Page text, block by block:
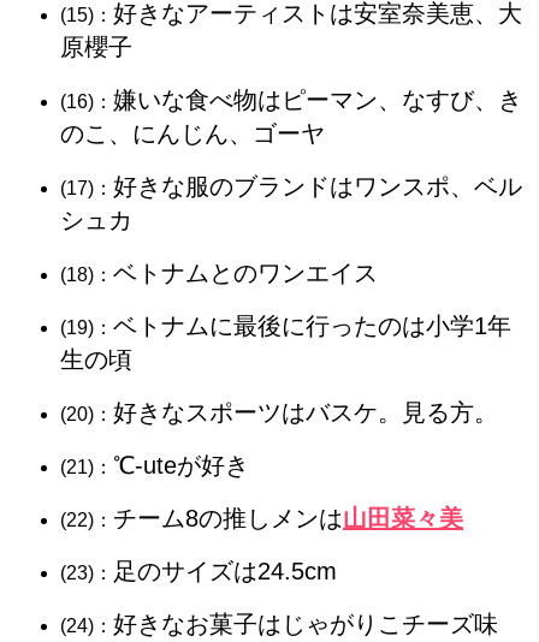
(15)： 好きなアーティストは安室奈美恵、大
原櫻子
(16)： 嫌いな食べ物はピーマン、なすび、き
のこ、にんじん、ゴーヤ
(17)： 好きな服のブランドはワンスポ、ベル
シュカ
(18)： ベトナムとのワンエイス
(19)： ベトナムに最後に行ったのは小学1年
生の頃
(20)： 好きなスポーツはバスケ。見る方。
(21)： ℃-uteが好き
(22)： チーム8の推しメンは山田菜々美
(23)： 足のサイズは24.5cm
(24)： 好きなお菓子はじゃがりこチーズ味